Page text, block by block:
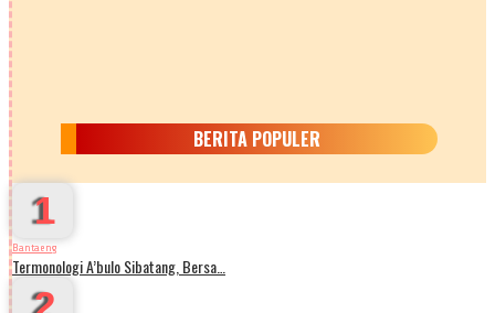
BERITA POPULER
1
Bantaeng
Termonologi A’bulo Sibatang, Bersa…